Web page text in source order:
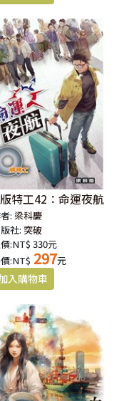
特工42：命運夜航
:梁科慶
社: 突破
:NT$ 330元
:NT$ 297元